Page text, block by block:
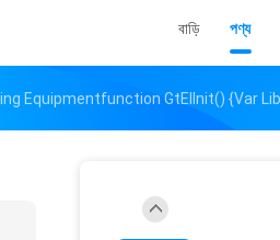
বাড়ি পণ্য
Equipmentfunction GtElInit() {var